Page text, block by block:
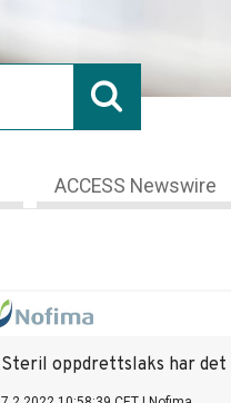
ACCESS Newswire
Steril oppdrettslaks har det